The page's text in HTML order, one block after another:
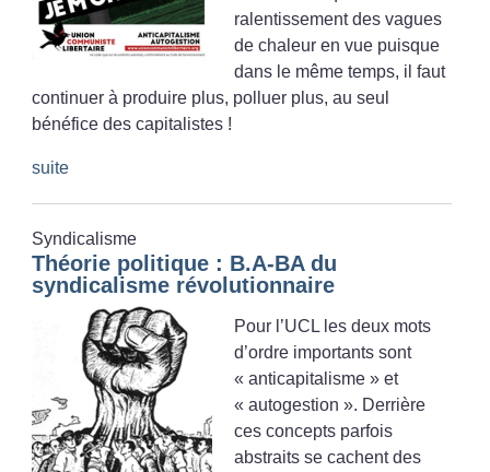
ralentissement des vagues
de chaleur en vue puisque
dans le même temps, il faut
continuer à produire plus, polluer plus, au seul
bénéfice des capitalistes !
suite
Syndicalisme
Théorie politique : B.A-BA du
syndicalisme révolutionnaire
Pour l’UCL les deux mots
d’ordre importants sont
« anticapitalisme » et
« autogestion ». Derrière
ces concepts parfois
abstraits se cachent des